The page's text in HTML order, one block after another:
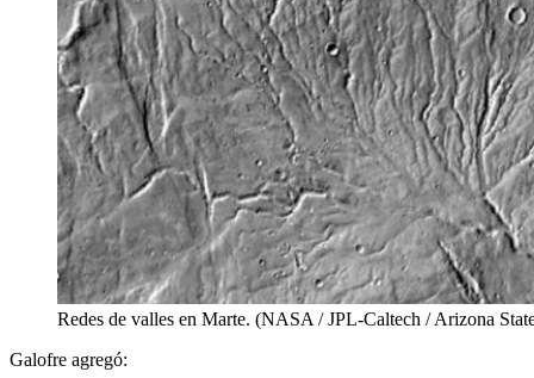
Redes de valles en Marte. (NASA / JPL-Caltech / Arizona
Galofre agregó: